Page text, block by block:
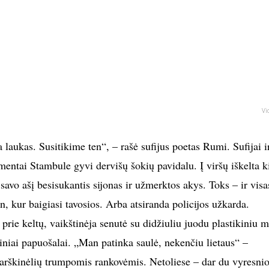
Susitikime ten“, – rašė sufijus poetas Rumi. Sufijai
Stambule gyvi dervišų šokių pavidalu. Į viršų iškelta
ašį besisukantis sijonas ir užmerktos akys. Toks – ir
kur baigiasi tavosios. Arba atsiranda policijos užkarda.
keltų, vaikštinėja senutė su didžiuliu juodu plastikiniu
papuošalai. „Man patinka saulė, nekenčiu lietaus“ –
trumpomis rankovėmis. Netoliese – dar du vyresnio